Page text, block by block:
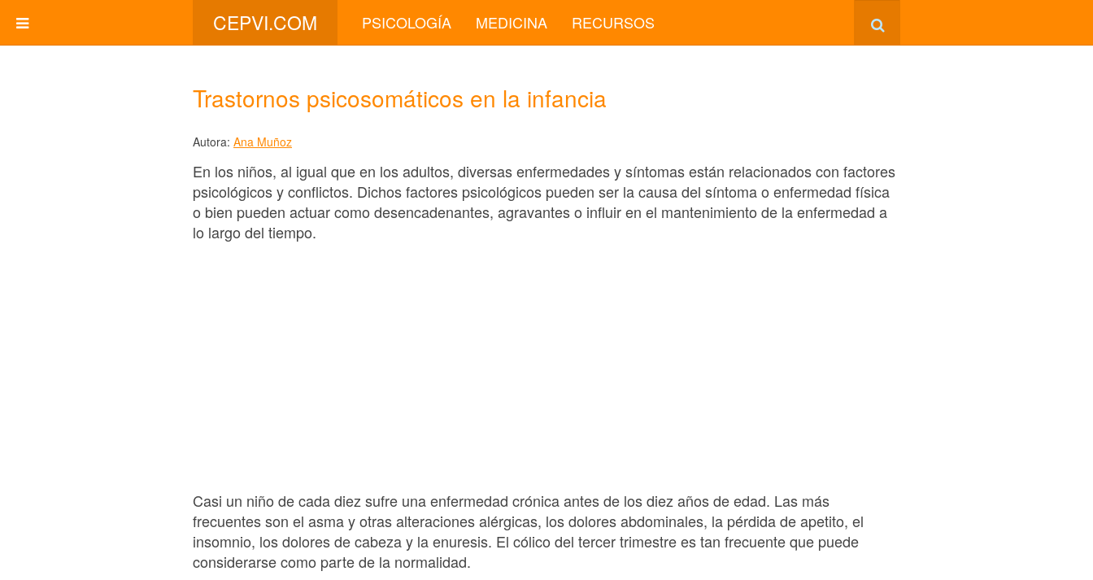
CEPVI.COM PSICOLOGÍA MEDICINA RECURSOS
Trastornos psicosomáticos en la infancia
Autora: Ana Muñoz
En los niños, al igual que en los adultos, diversas enfermedades y síntomas están relacionados con factores
psicológicos y conflictos. Dichos factores psicológicos pueden ser la causa del síntoma o enfermedad física
o bien pueden actuar como desencadenantes, agravantes o influir en el mantenimiento de la enfermedad a
lo largo del tiempo.
Casi un niño de cada diez sufre una enfermedad crónica antes de los diez años de edad. Las más
frecuentes son el asma y otras alteraciones alérgicas, los dolores abdominales, la pérdida de apetito, el
insomnio, los dolores de cabeza y la enuresis. El cólico del tercer trimestre es tan frecuente que puede
considerarse como parte de la normalidad.